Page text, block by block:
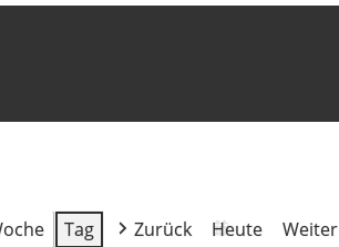
Tag Zurück Heute Weiter